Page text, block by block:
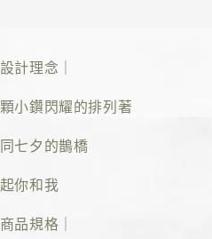
設計理念｜
小鑽閃耀的排列著
七夕的鵲橋
你和我
商品規格｜